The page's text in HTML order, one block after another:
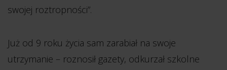
swojej roztropności”.
Już od 9 roku życia sam zarabiał na swoje
utrzymanie – roznosił gazety, odkurzał szkolne